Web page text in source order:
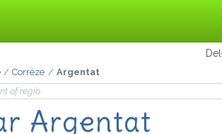
Corrèze Argentat
Argentat